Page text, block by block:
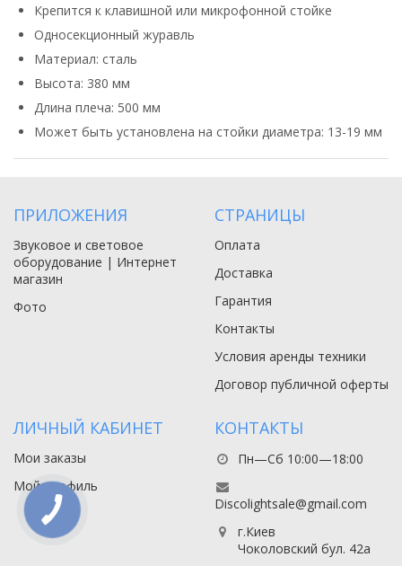
Крепится к клавишной или микрофонной стойке
Односекционный журавль
Материал: сталь
Высота: 380 мм
Длина плеча: 500 мм
Может быть установлена на стойки диаметра: 13-19 мм
ПРИЛОЖЕНИЯ
Звуковое и световое
оборудование | Интернет
магазин
Фото
СТРАНИЦЫ
Оплата
Доставка
Гарантия
Контакты
Условия аренды техники
Договор публичной оферты
ЛИЧНЫЙ КАБИНЕТ
Мои заказы
Мой профиль
КОНТАКТЫ
Пн—Сб 10:00—18:00
Discolightsale@gmail.com
г.Киев
Чоколовский бул. 42а